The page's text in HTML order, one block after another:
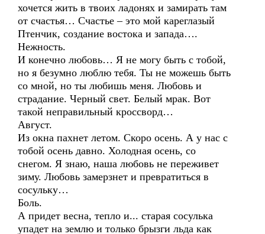
хочется жить в твоих ладонях и замирать там
от счастья… Счастье – это мой кареглазый
Птенчик, создание востока и запада….
Нежность.
И конечно любовь… Я не могу быть с тобой,
но я безумно люблю тебя. Ты не можешь быть
со мной, но ты любишь меня. Любовь и
страдание. Черный свет. Белый мрак. Вот
такой неправильный кроссворд…
Август.
Из окна пахнет летом. Скоро осень. А у нас с
тобой осень давно. Холодная осень, со
снегом. Я знаю, наша любовь не переживет
зиму. Любовь замерзнет и превратиться в
сосульку…
Боль.
А придет весна, тепло и... старая сосулька
упадет на землю и только брызги льда как